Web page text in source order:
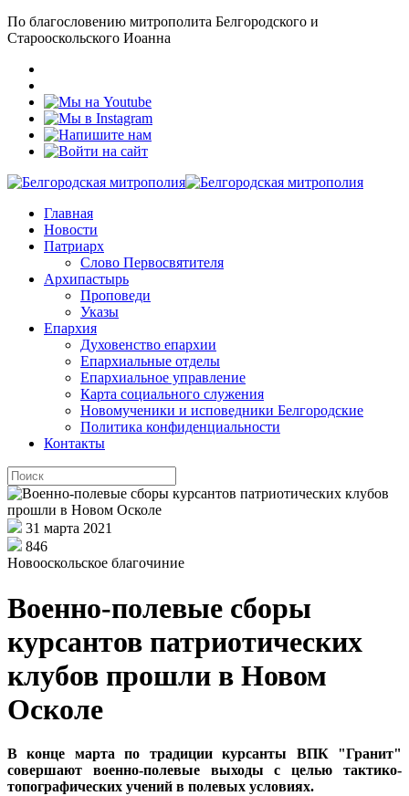
По благословению митрополита Белгородского и
Старооскольского Иоанна
Главная
Новости
Патриарх
Слово Первосвятителя
Архипастырь
Проповеди
Указы
Епархия
Духовенство епархии
Епархиальные отделы
Епархиальное управление
Карта социального служения
Новомученики и исповедники Белгородские
Политика конфиденциальности
Контакты
31 марта 2021
846
Новооскольское благочиние
Военно-полевые сборы
курсантов патриотических
клубов прошли в Новом
Осколе
В конце марта по традиции курсанты ВПК "Гранит"
совершают военно-полевые выходы с целью тактико-
топографических учений в полевых условиях.